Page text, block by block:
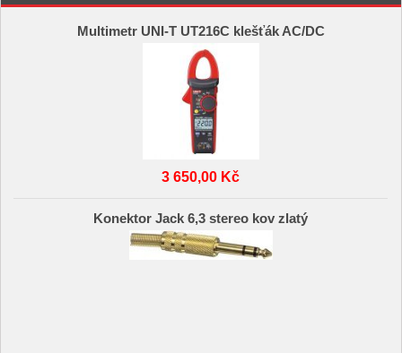
Multimetr UNI-T UT216C klešťák AC/DC
3 650,00 Kč
Konektor Jack 6,3 stereo kov zlatý